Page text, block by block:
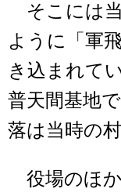
そこには
ように「軍
き込まれて
普天間基地
落は当時の
役場のほか